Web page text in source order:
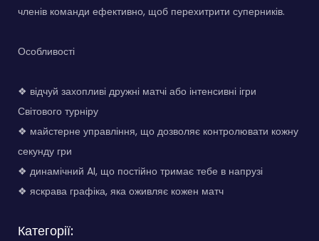
членів команди ефективно, щоб перехитрити суперників.
Особливості
❖ відчуй захопливі дружні матчі або інтенсивні ігри
Світового турніру
❖ майстерне управління, що дозволяє контролювати кожну
секунду гри
❖ динамічний AI, що постійно тримає тебе в напрузі
❖ яскрава графіка, яка оживляє кожен матч
Категорії: